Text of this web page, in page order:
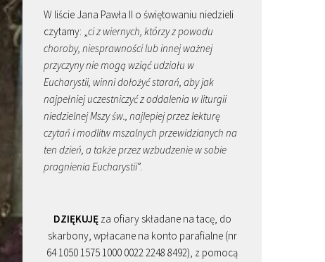
W liście Jana Pawła II o świętowaniu niedzieli
czytamy: „ci z wiernych, którzy z powodu
choroby, niesprawności lub innej ważnej
przyczyny nie mogą wziąć udziału w
Eucharystii, winni dołożyć starań, aby jak
najpełniej uczestniczyć z oddalenia w liturgii
niedzielnej Mszy św., najlepiej przez lekturę
czytań i modlitw mszalnych przewidzianych na
ten dzień, a także przez wzbudzenie w sobie
pragnienia Eucharystii”.
DZIĘKUJĘza ofiary składane na tacę, do
skarbony, wpłacane na konto parafialne (nr
64 1050 1575 1000 0022 2248 8492), z pomocą